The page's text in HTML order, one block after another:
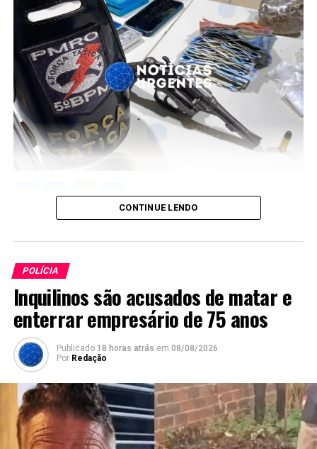
Twitter
Facebook
WhatsApp
Share
CONTINUE LENDO
POLÍCIA
Inquilinos são acusados de matar e
enterrar empresário de 75 anos
Publicado 18 horas atrás em 08/08/2026
Por Redação